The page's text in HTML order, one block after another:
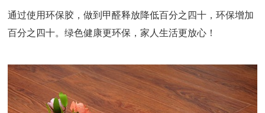
通过使用环保胶，做到甲醛释放降低百分之四十，环保增加
百分之四十。绿色健康更环保，家人生活更放心！